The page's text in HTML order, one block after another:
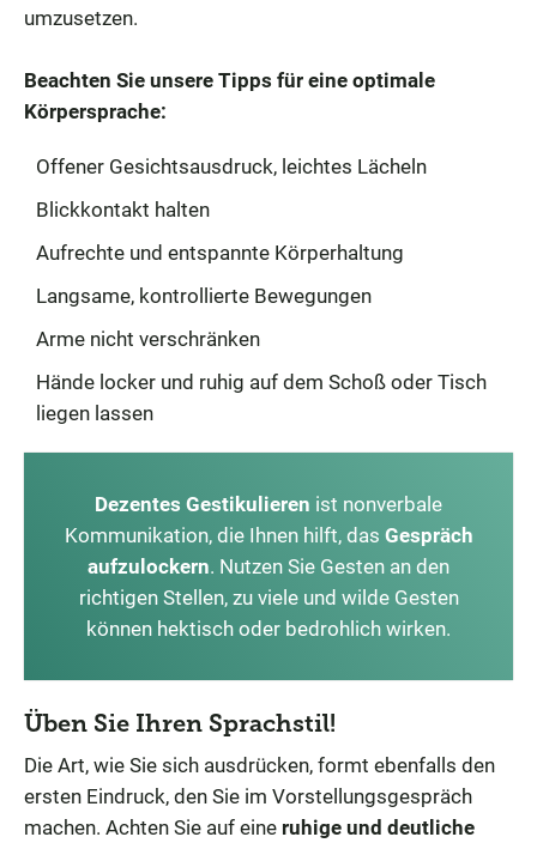
umzusetzen.
Beachten Sie unsere Tipps für eine optimale
Körpersprache:
Offener Gesichtsausdruck, leichtes Lächeln
Blickkontakt halten
Aufrechte und entspannte Körperhaltung
Langsame, kontrollierte Bewegungen
Arme nicht verschränken
Hände locker und ruhig auf dem Schoß oder Tisch
liegen lassen
Dezentes Gestikulieren ist nonverbale
Kommunikation, die Ihnen hilft, das Gespräch
aufzulockern. Nutzen Sie Gesten an den
richtigen Stellen, zu viele und wilde Gesten
können hektisch oder bedrohlich wirken.
Üben Sie Ihren Sprachstil!
Die Art, wie Sie sich ausdrücken, formt ebenfalls den
ersten Eindruck, den Sie im Vorstellungsgespräch
machen. Achten Sie auf eine ruhige und deutliche